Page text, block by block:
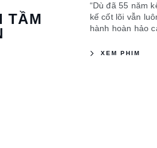
TẦM
“Dù đã 55 năm
kế cốt lõi vẫn
hành hoàn hảo
XEM PHIM